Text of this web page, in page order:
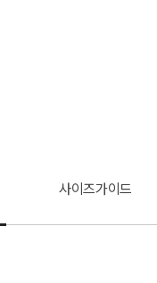
사이즈가이드